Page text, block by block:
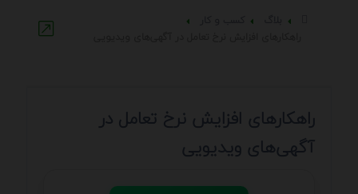
راهکارهای افزایش نرخ تعامل در
آگهی‌های ویدیویی